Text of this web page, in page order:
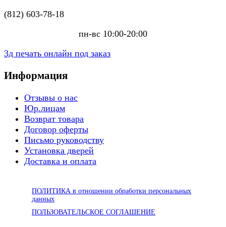
(812) 603-78-18
пн-вс 10:00-20:00
3д печать онлайн под заказ
Информация
Отзывы о нас
Юр.лицам
Возврат товара
Договор оферты
Письмо руководству
Установка дверей
Доставка и оплата
ПОЛИТИКА в отношении обработки персональных
данных
ПОЛЬЗОВАТЕЛЬСКОЕ СОГЛАШЕНИЕ